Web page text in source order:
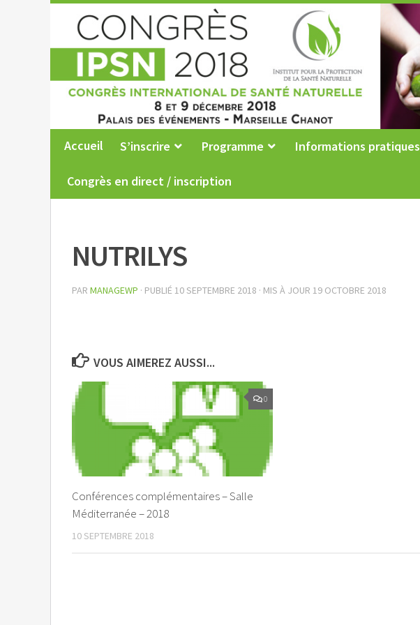
Accueil S’inscrire Programme Informations pratiques
Congrès en direct / inscription
NUTRILYS
PAR MANAGEWP · PUBLIÉ 10 SEPTEMBRE 2018 · MIS À JOUR 19 OCTOBRE 2018
VOUS AIMEREZ AUSSI...
0
Conférences complémentaires – Salle
Méditerranée – 2018
10 SEPTEMBRE 2018